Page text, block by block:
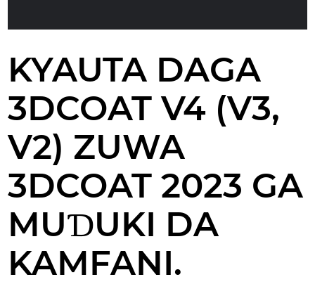
KYAUTA DAGA
3DCOAT V4 (V3,
V2) ZUWA
3DCOAT 2023 GA
MUƊUKI DA
KAMFANI.